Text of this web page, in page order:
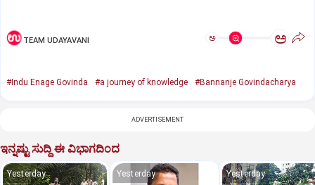
TEAM UDAYAVANI ಅ ಅ
#Indu Enage Govinda #a journey of knowledge #Bannanje Govindacharya
ADVERTISEMENT
ಇನ್ನಷ್ಟು ಸುದ್ದಿ ಈ ವಿಭಾಗದಿಂದ
Yesterday Yesterday Yesterday